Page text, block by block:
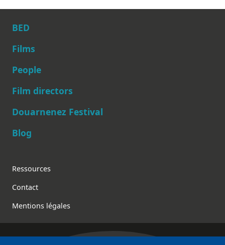
Main navigation
BED
Films
People
Film directors
Douarnenez Festival
Blog
Footer
Ressources
Contact
Mentions légales